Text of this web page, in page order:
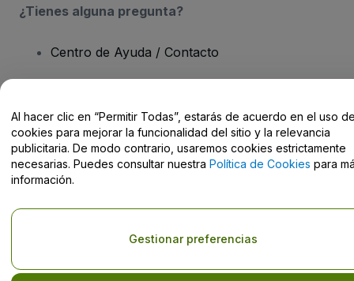
¿Tienes alguna pregunta?
Centro de Ayuda / Contacto
Derechos reservados © viagogo GmbH 2026
Datos de la Empresa
El uso de este sitio web constituye la aceptación de losTérminos y
Condiciones, de laPolítica de Privacidad, de laPolítica de Cookies
y de laPolítica de Privacidad para Móviles
privacidad
Al hacer clic en “Permitir Todas”, estarás de acuerdo en el uso
cookies para mejorar la funcionalidad del sitio y la relevancia
publicitaria. De modo contrario, usaremos cookies estrictamente
necesarias. Puedes consultar nuestra Política de Cookies para
información.
Gestionar preferencias